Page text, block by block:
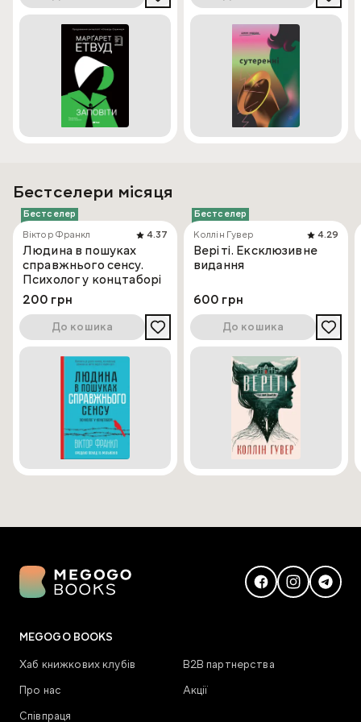
Бестселери місяця
Бестселер
Віктор Франкл
4.37
Людина в пошуках
справжнього сенсу.
Психолог у концтаборі
200 грн
До кошика
Бестселер
Коллін Гувер
4.29
Веріті. Ексклюзивне
видання
600 грн
До кошика
MEGOGO BOOKS
Хаб книжкових клубів
В2В партнерства
Про нас
Акції
Співпраця